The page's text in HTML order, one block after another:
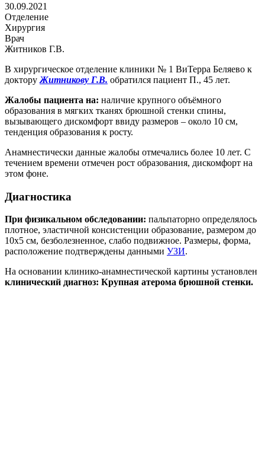
30.09.2021
Отделение
Хирургия
Врач
Житников Г.В.
В хирургическое отделение клиники № 1 ВиТерра Беляево к
доктору Житникову Г.В. обратился пациент П., 45 лет.
Жалобы пациента на: наличие крупного объёмного
образования в мягких тканях брюшной стенки спины,
вызывающего дискомфорт ввиду размеров – около 10 см,
тенденция образования к росту.
Анамнестически данные жалобы отмечались более 10 лет. С
течением времени отмечен рост образования, дискомфорт на
этом фоне.
Диагностика
При физикальном обследовании: пальпаторно определялось
плотное, эластичной консистенции образование, размером до
10х5 см, безболезненное, слабо подвижное. Размеры, форма,
расположение подтверждены данными УЗИ.
На основании клинико-анамнестической картины установлен
клинический диагноз: Крупная атерома брюшной стенки.